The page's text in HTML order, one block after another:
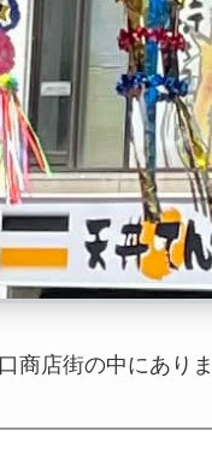
商店街の中にありま